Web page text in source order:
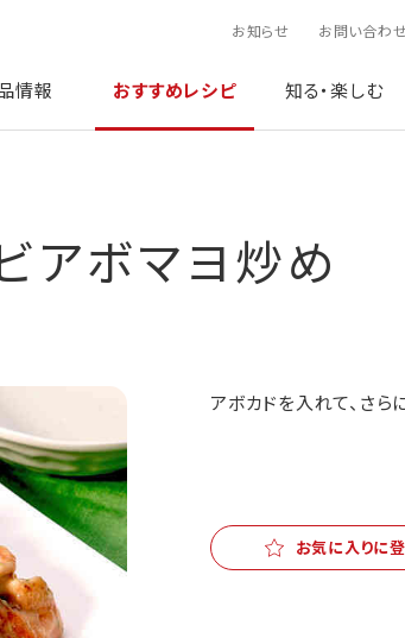
お知らせ お問い合わ
情報 おすすめレシピ 知る・楽しむ
アボマヨ炒め
アボカドを入れて、さら
お気に入りに